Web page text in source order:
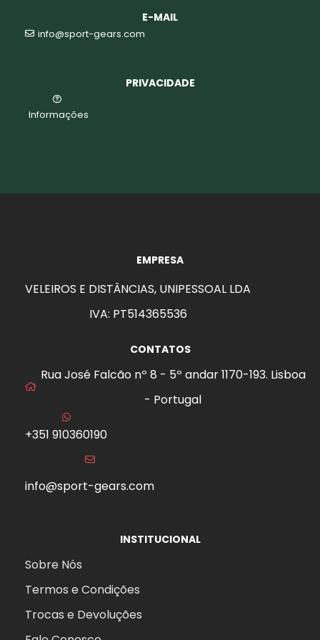
E-MAIL
info@sport-gears.com
PRIVACIDADE
Informações
EMPRESA
VELEIROS E DISTÂNCIAS, UNIPESSOAL LDA
IVA: PT514365536
CONTATOS
Rua José Falcão nº 8 - 5º andar 1170-193. Lisboa
- Portugal
+351 910360190
info@sport-gears.com
INSTITUCIONAL
Sobre Nós
Termos e Condições
Trocas e Devoluções